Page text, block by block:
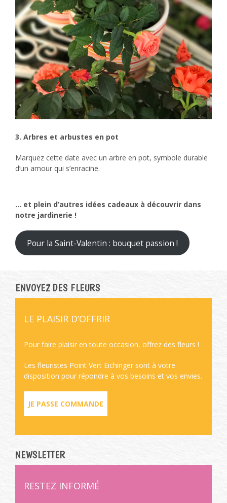
3. Arbres et arbustes en pot
Marquez cette date avec un arbre en pot, symbole durable
d’un amour qui s’enracine.
… et plein d’autres idées cadeaux à découvrir dans
notre jardinerie !
Pour la Saint-Valentin : bouquet passion !
ENVOYEZ DES FLEURS
LE PLAISIR D’OFFRIR
Pour faire plaisir en toute occasion, offrez des fleurs !
Les fleuristes Point Vert Eichinger sont à votre
disposition pour répondre à vos besoins et vos envies.
JE PASSE COMMANDE
NEWSLETTER
RESTEZ INFORMÉ